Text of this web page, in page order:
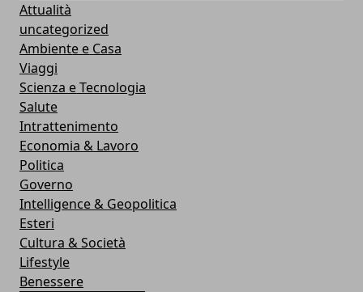
Attualità
uncategorized
Ambiente e Casa
Viaggi
Scienza e Tecnologia
Salute
Intrattenimento
Economia & Lavoro
Politica
Governo
Intelligence & Geopolitica
Esteri
Cultura & Società
Lifestyle
Benessere